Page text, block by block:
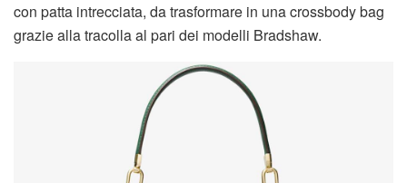
con patta intrecciata, da trasformare in una crossbody bag
grazie alla tracolla al pari dei modelli Bradshaw.